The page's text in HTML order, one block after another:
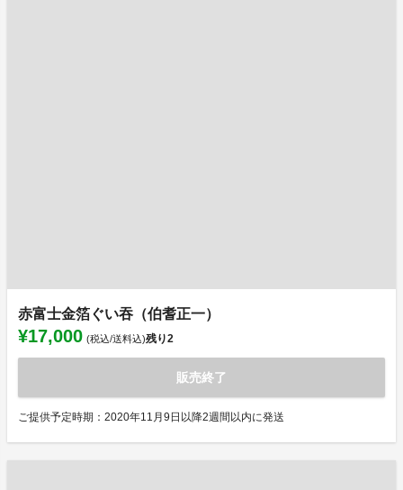
赤富士金箔ぐい吞（伯耆正一）
¥17,000 (税込/送料込)残り2
販売終了
ご提供予定時期：2020年11月9日以降2週間以内に発送